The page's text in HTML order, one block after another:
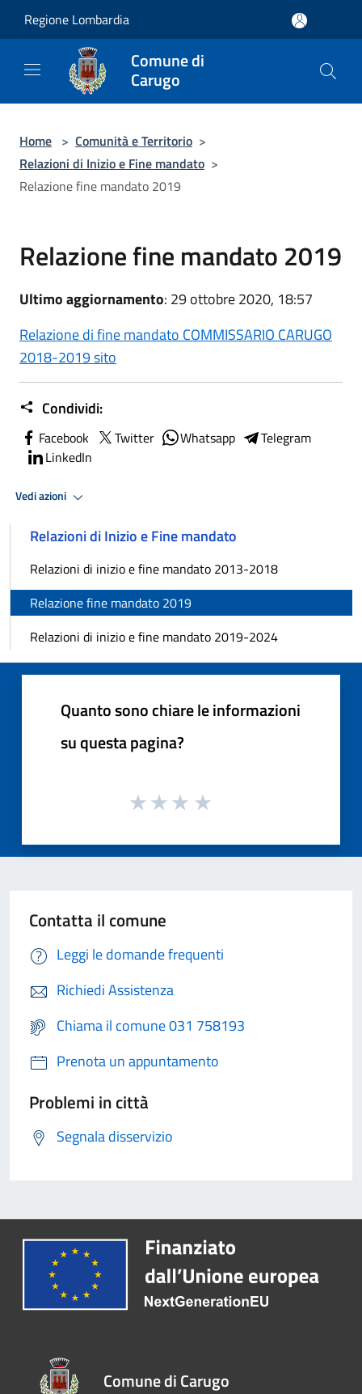
Regione Lombardia
Comune di
Carugo
Home > Comunità e Territorio >
Relazioni di Inizio e Fine mandato >
Relazione fine mandato 2019
Relazione fine mandato 2019
Ultimo aggiornamento: 29 ottobre 2020, 18:57
Relazione di fine mandato COMMISSARIO CARUGO
2018-2019 sito
Condividi:
Facebook Twitter Whatsapp
Telegram
LinkedIn
Vedi azioni
Relazioni di Inizio e Fine mandato
Relazioni di inizio e fine mandato 2013-2018
Relazione fine mandato 2019
Relazioni di inizio e fine mandato 2019-2024
Quanto sono chiare le informazioni
su questa pagina?
Contatta il comune
Leggi le domande frequenti
Richiedi Assistenza
Chiama il comune 031 758193
Prenota un appuntamento
Problemi in città
Segnala disservizio
Comune di Carugo